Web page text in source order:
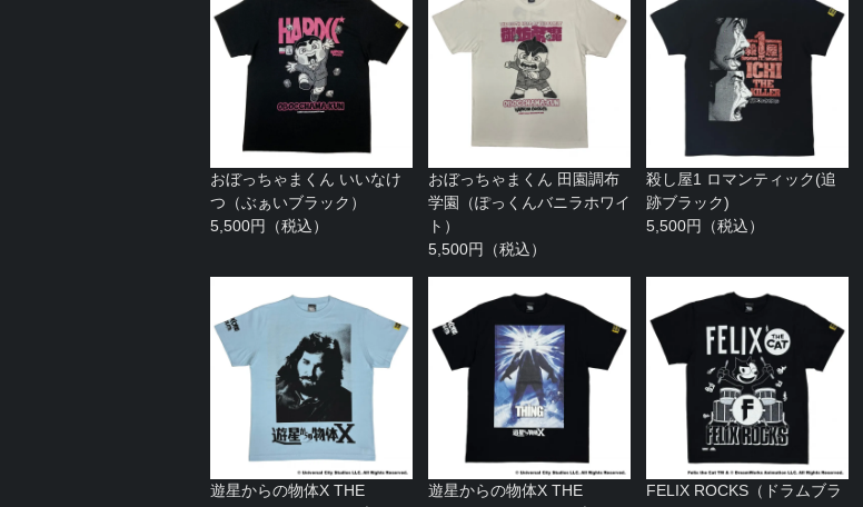
おぼっちゃまくん いいなけ
つ（ぶぁいブラック）
5,500円（税込）
おぼっちゃまくん 田園調布
学園（ぽっくんバニラホワイ
ト）
5,500円（税込）
殺し屋1 ロマンティック(追
跡ブラック)
5,500円（税込）
遊星からの物体X THE
遊星からの物体X THE
FELIX ROCKS（ドラムブラ